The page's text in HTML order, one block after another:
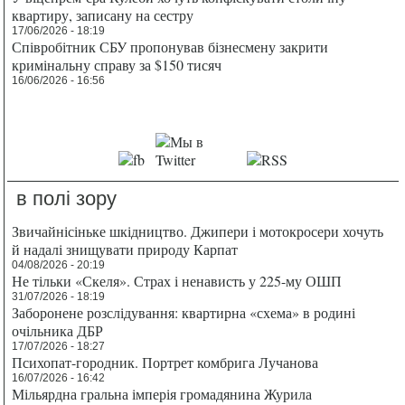
квартиру, записану на сестру
17/06/2026 - 18:19
Співробітник СБУ пропонував бізнесмену закрити
кримінальну справу за $150 тисяч
16/06/2026 - 16:56
в полі зору
Звичайнісіньке шкідництво. Джипери і мотокросери хочуть
й надалі знищувати природу Карпат
04/08/2026 - 20:19
Не тільки «Скеля». Страх і ненависть у 225-му ОШП
31/07/2026 - 18:19
Заборонене розслідування: квартирна «схема» в родині
очільника ДБР
17/07/2026 - 18:27
Психопат-городник. Портрет комбрига Лучанова
16/07/2026 - 16:42
Мільярдна гральна імперія громадянина Журила